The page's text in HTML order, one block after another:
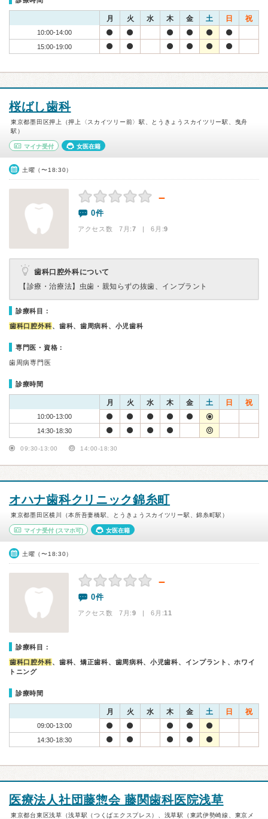
月 火 水 木 金 土 日 祝
10:00-14:00
15:00-19:00
桜ばし歯科
東京都墨田区押上（押上〈スカイツリー前〉駅、とうきょうスカイツリー駅、曳舟
駅）
マイナ受付 女医在籍
土曜（〜18:30）
－
0件
アクセス数 7月:7 | 6月:9
歯科口腔外科について
【診療・治療法】 虫歯・親知らずの抜歯、インプラント
診療科目：
歯科口腔外科、歯科、歯周病科、小児歯科
専門医・資格：
歯周病専門医
診療時間
月 火 水 木 金 土 日 祝
10:00-13:00
14:30-18:30
09:30-13:00 14:00-18:30
オハナ歯科クリニック錦糸町
東京都墨田区横川（本所吾妻橋駅、とうきょうスカイツリー駅、錦糸町駅）
マイナ受付 (スマホ可) 女医在籍
土曜（〜18:30）
－
0件
アクセス数 7月:9 | 6月:11
診療科目：
歯科口腔外科、歯科、矯正歯科、歯周病科、小児歯科、インプラント、ホワイ
トニング
診療時間
月 火 水 木 金 土 日 祝
09:00-13:00
14:30-18:30
医療法人社団藤惣会 藤関歯科医院浅草
東京都台東区浅草（浅草駅（つくばエクスプレス）、浅草駅（東武伊勢崎線、東京メ